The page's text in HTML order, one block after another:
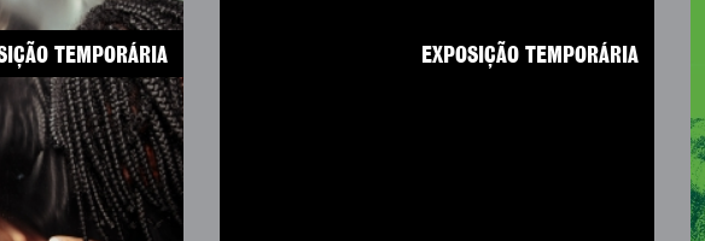
TEMPORÁRIA EXPOSIÇÃO TEMPORÁRIA